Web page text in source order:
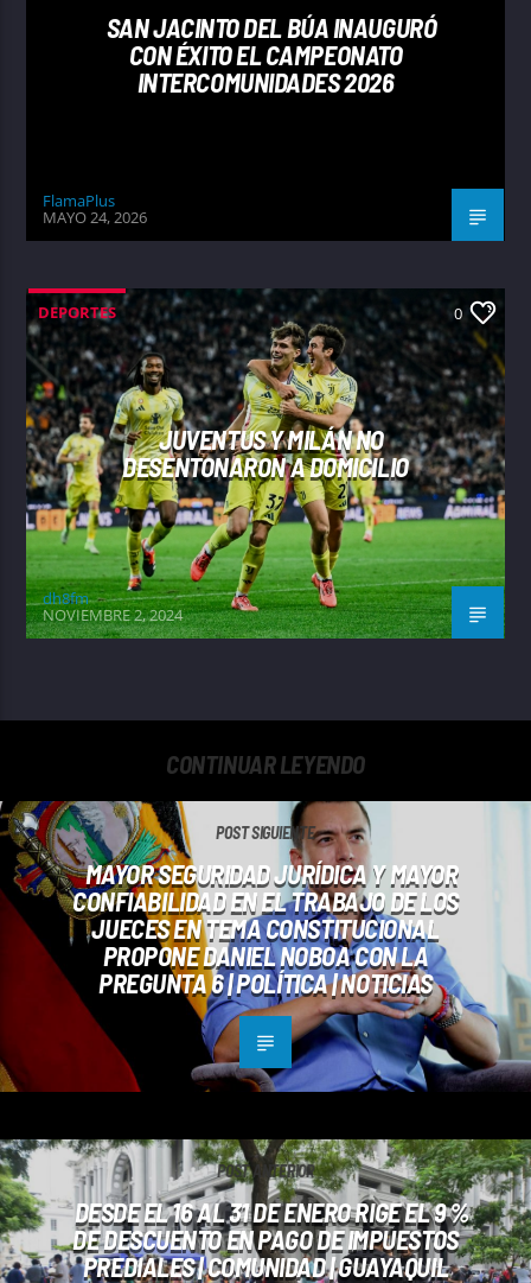
SAN JACINTO DEL BÚA INAUGURÓ
CON ÉXITO EL CAMPEONATO
INTERCOMUNIDADES 2026
FlamaPlus
MAYO 24, 2026
DEPORTES 0
JUVENTUS Y MILÁN NO
DESENTONARON A DOMICILIO
dh8fm
NOVIEMBRE 2, 2024
CONTINUAR LEYENDO
POST SIGUIENTE
MAYOR SEGURIDAD JURÍDICA Y MAYOR
CONFIABILIDAD EN EL TRABAJO DE LOS
JUECES EN TEMA CONSTITUCIONAL
PROPONE DANIEL NOBOA CON LA
PREGUNTA 6 | POLÍTICA | NOTICIAS
POST ANTERIOR
DESDE EL 16 AL 31 DE ENERO RIGE EL 9 %
DE DESCUENTO EN PAGO DE IMPUESTOS
PREDIALES | COMUNIDAD | GUAYAQUIL